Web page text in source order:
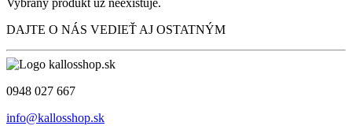
Vybraný produkt už neexistuje.
DAJTE O NÁS VEDIEŤ AJ OSTATNÝM
0948 027 667
info@kallosshop.sk